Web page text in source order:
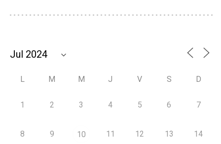
L M M J V S D
1 2 3 4 5 6 7
8 9 10 11 12 13 14